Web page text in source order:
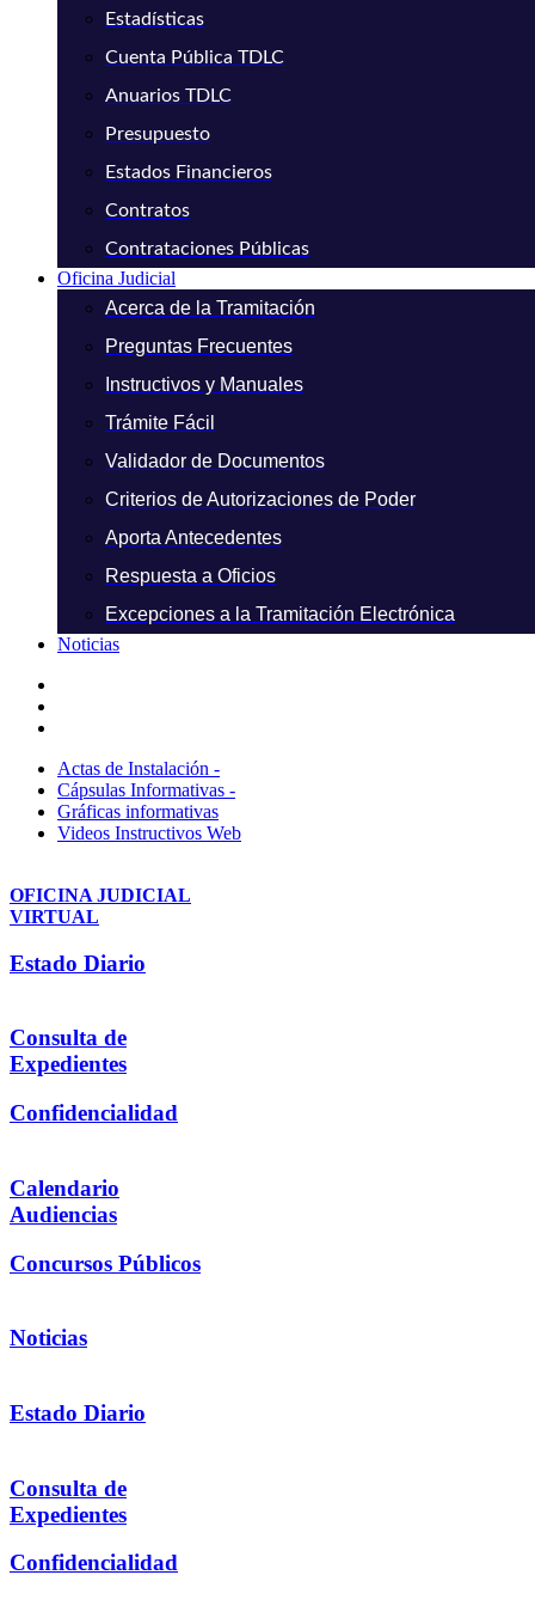
Estadísticas
Cuenta Pública TDLC
Anuarios TDLC
Presupuesto
Estados Financieros
Contratos
Contrataciones Públicas
Oficina Judicial
Acerca de la Tramitación
Preguntas Frecuentes
Instructivos y Manuales
Trámite Fácil
Validador de Documentos
Criterios de Autorizaciones de Poder
Aporta Antecedentes
Respuesta a Oficios
Excepciones a la Tramitación Electrónica
Noticias
Actas de Instalación -
Cápsulas Informativas -
Gráficas informativas
Videos Instructivos Web
OFICINA JUDICIAL
VIRTUAL
Estado Diario
Consulta de
Expedientes
Confidencialidad
Calendario
Audiencias
Concursos Públicos
Noticias
Estado Diario
Consulta de
Expedientes
Confidencialidad